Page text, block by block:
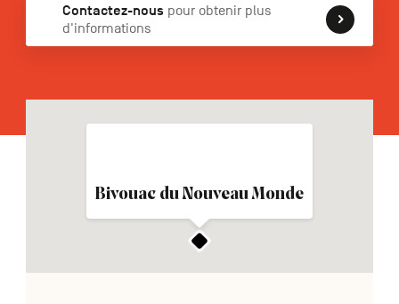
Contactez-nous pour obtenir plus
d'informations
Bivouac du Nouveau Monde